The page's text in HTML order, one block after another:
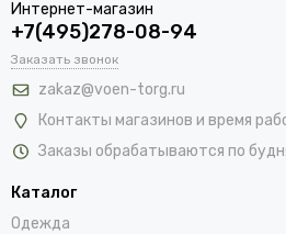
Интернет-магазин
+7(495)278-08-94
Заказать звонок
zakaz@voen-torg.ru
Контакты магазинов и время
Заказы обрабатываются по
Каталог
Одежда